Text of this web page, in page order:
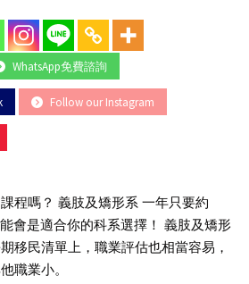
WhatsApp免費諮詢
Follow our Instagram
程嗎？ 義肢及矯形系 一年只要約
會是適合你的科系選擇！ 義肢及矯形
移民清單上，職業評估也相當容易，
職業小。